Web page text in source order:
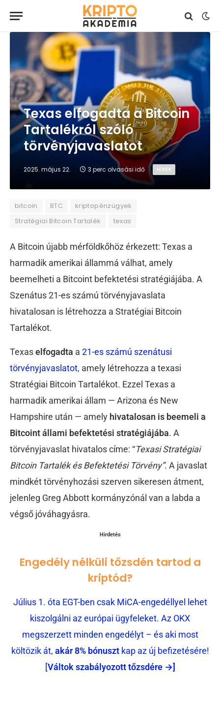
Texas elfogadta a Bitcoin
Tartalékról szóló
törvényjavaslatot
2025. május 22. 3 perc olvasási idő HÍREK
bitcoin BTC
kriptopénzügyek
Stratégiai Bitcoin Tartalék
texas
A Bitcoin újabb mérföldkőhöz érkezett: Texas a
harmadik amerikai állammá válhat, amely
beemelheti a Bitcoint befektetési stratégiájába. A
Szenátus 21-es számú törvényjavaslata
hivatalosan is létrehozza a Stratégiai Bitcoin
Tartalékot.
Texaselfogadta a 21-es számú szenátusi
törvényjavaslatot, amely létrehozza a texasi
Stratégiai Bitcoin Tartalékot. Ezzel Texas a
harmadik amerikai állam — Arizona és New
Hampshire után — amely hivatalosan is beemeli a
Bitcoint állami befektetési stratégiájába. A
törvényjavaslat hivatalos címe: “Texasi Stratégiai
Bitcoin Tartalék és Befektetési Törvény”. A javaslat
mindkét törvényhozási szerven sikeresen átment,
jelenleg Greg Abbott kormányzónál van a labda a
végső jóváhagyásra.
Hirdetés
Engedély nélküli tőzsdén tartod a
kriptód?
Július 1. óta EGT-ben csak MiCA-engedéllyel lehet
kiszolgálni az európai ügyfeleket. Az OKX
megszerzett minden engedélyt – és aki most
költözik át, akár 8% bónusztkap az új befizetésére!
[Váltok szabályozott tőzsdére →]